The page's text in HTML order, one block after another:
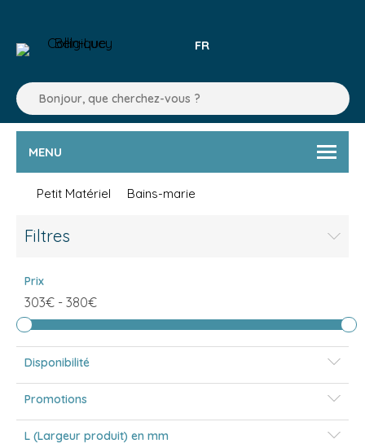
FR
MENU
Petit Matériel Bains-marie
Filtres
Prix
303€ - 380€
Disponibilité
Promotions
L (Largeur produit) en mm